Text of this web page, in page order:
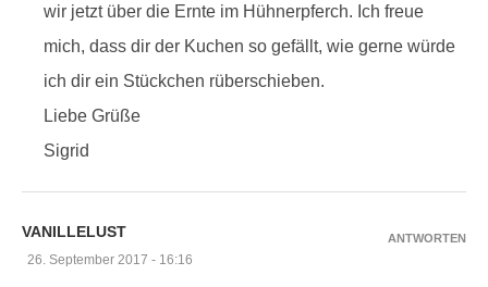
wir jetzt über die Ernte im Hühnerpferch. Ich freue
mich, dass dir der Kuchen so gefällt, wie gerne würde
ich dir ein Stückchen rüberschieben.
Liebe Grüße
Sigrid
VANILLELUST
26. September 2017 - 16:16
ANTWORTEN